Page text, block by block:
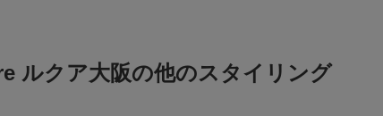
ルクア大阪の他のスタイリング